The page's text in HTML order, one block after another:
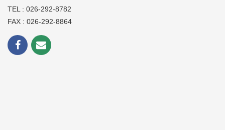
TEL : 026-292-8782
FAX : 026-292-8864